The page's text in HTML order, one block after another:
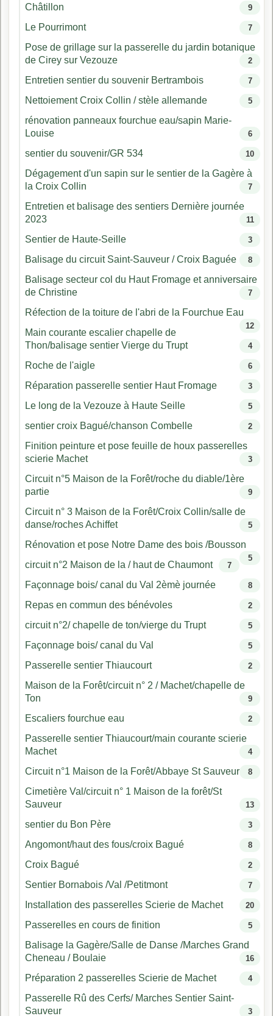
Châtillon
9
Le Pourrimont 7
Pose de grillage sur la passerelle du jardin botanique
de Cirey sur Vezouze
2
Entretien sentier du souvenir Bertrambois 7
Nettoiement Croix Collin / stèle allemande 5
rénovation panneaux fourchue eau/sapin Marie-
Louise
6
sentier du souvenir/GR 534 10
Dégagement d'un sapin sur le sentier de la Gagère à
la Croix Collin
7
Entretien et balisage des sentiers Dernière journée
2023
11
Sentier de Haute-Seille 3
Balisage du circuit Saint-Sauveur / Croix Baguée 8
Balisage secteur col du Haut Fromage et anniversaire
de Christine
7
Réfection de la toiture de l'abri de la Fourchue Eau
12
Main courante escalier chapelle de
Thon/balisage sentier Vierge du Trupt
4
Roche de l'aigle 6
Réparation passerelle sentier Haut Fromage 3
Le long de la Vezouze à Haute Seille 5
sentier croix Bagué/chanson Combelle 2
Finition peinture et pose feuille de houx passerelles
scierie Machet
3
Circuit n°5 Maison de la Forêt/roche du diable/1ère
partie
9
Circuit n° 3 Maison de la Forêt/Croix Collin/salle de
danse/roches Achiffet
5
Rénovation et pose Notre Dame des bois /Bousson
5
circuit n°2 Maison de la / haut de Chaumont 7
Façonnage bois/ canal du Val 2èmè journée 8
Repas en commun des bénévoles 2
circuit n°2/ chapelle de ton/vierge du Trupt 5
Façonnage bois/ canal du Val 5
Passerelle sentier Thiaucourt 2
Maison de la Forêt/circuit n° 2 / Machet/chapelle de
Ton
9
Escaliers fourchue eau 2
Passerelle sentier Thiaucourt/main courante scierie
Machet
4
Circuit n°1 Maison de la Forêt/Abbaye St Sauveur 8
Cimetière Val/circuit n° 1 Maison de la forêt/St
Sauveur
13
sentier du Bon Père 3
Angomont/haut des fous/croix Bagué 8
Croix Bagué 2
Sentier Bornabois /Val /Petitmont 7
Installation des passerelles Scierie de Machet 20
Passerelles en cours de finition 5
Balisage la Gagère/Salle de Danse /Marches Grand
Cheneau / Boulaie
16
Préparation 2 passerelles Scierie de Machet 4
Passerelle Rû des Cerfs/ Marches Sentier Saint-
Sauveur
3